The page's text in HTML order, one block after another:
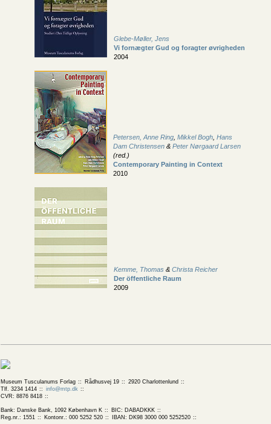
Glebe-Møller, Jens
Vi fornægter Gud og foragter øvrigheden
2004
Petersen, Anne Ring Mikkel Bogh Hans
Dam Christensen & Peter Nørgaard Larsen
(red.)
Contemporary Painting in Context
2010
Kemme, Thomas & Christa Reicher
Der öffentliche Raum
2009
Museum Tusculanums Forlag Rådhusvej 19
2920 Charlottenlund
Tlf. 3234 1414
info@mtp.dk
CVR: 8876 8418
Bank: Danske Bank, 1092 København K
BIC: DABADKKK
Reg.nr.: 1551
Kontonr.: 000 5252 520 IBAN: DK98 3000 000 5252520